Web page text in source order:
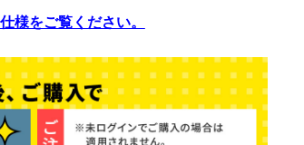
様をご覧ください。